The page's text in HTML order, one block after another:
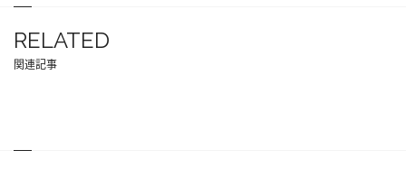
RELATED
関連記事